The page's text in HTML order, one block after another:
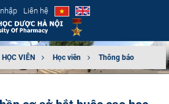
Liên hệ
VIÊN Học viên Thông báo